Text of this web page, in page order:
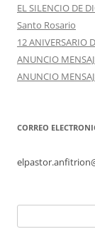
EL SILENCIO DE
Santo Rosario
12 ANIVERSARIO
ANUNCIO
ANUNCIO
CORREO